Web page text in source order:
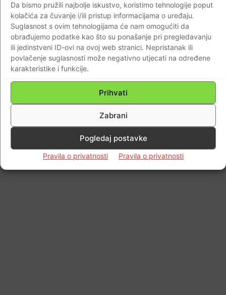
Da bismo pružili najbolje iskustvo, koristimo tehnologije poput
kolačića za čuvanje i/ili pristup informacijama o uređaju.
Suglasnost s ovim tehnologijama će nam omogućiti da
obrađujemo podatke kao što su ponašanje pri pregledavanju
ili jedinstveni ID-ovi na ovoj web stranici. Nepristanak ili
povlačenje suglasnosti može negativno utjecati na određene
karakteristike i funkcije.
Prihvati
Zabrani
Pogledaj postavke
Pravila o privatnosti Pravila o privatnosti
Impressum Kontaktirajte nas Pravila o privatnosti
© Newspaper WordPress Theme by TagDiv